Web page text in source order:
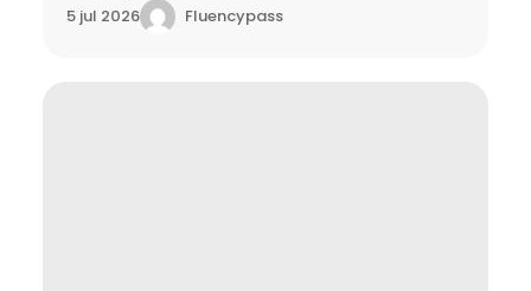
5 jul 2026 Fluencypass